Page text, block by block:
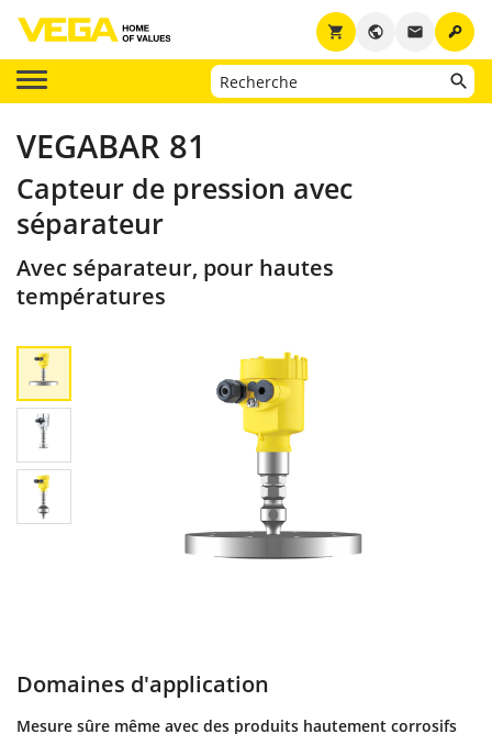
key
email
public
shopping_cart
VEGABAR 81
Capteur de pression avec
séparateur
Avec séparateur, pour hautes
températures
Domaines d'application
Mesure sûre même avec des produits hautement corrosifs